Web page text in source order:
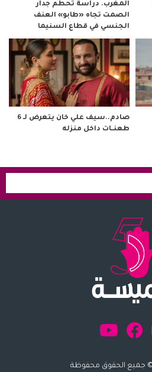
المغرب. دراسة تحطم جدار
الصمت تجاه «طابو» العنف
الجنسي في قطاع السنيما
صادم..سيف علي خان يتعرض لـ 6
طعنــات داخل منزله